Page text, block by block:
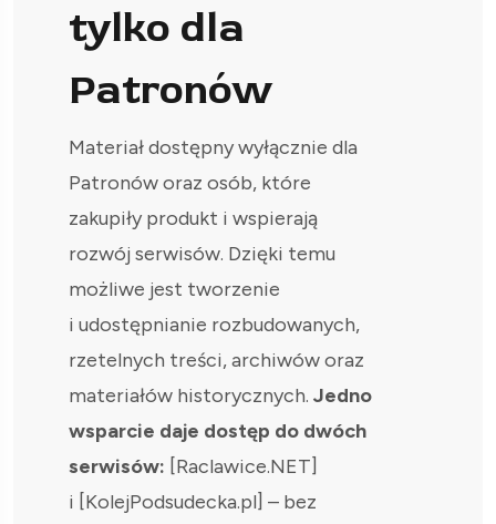
tylko dla
Patronów
Materiał dostępny wyłącznie dla
Patronów oraz osób, które
zakupiły produkt i wspierają
rozwój serwisów. Dzięki temu
możliwe jest tworzenie
i udostępnianie rozbudowanych,
rzetelnych treści, archiwów oraz
materiałów historycznych. Jedno
wsparcie daje dostęp do dwóch
serwisów: [Raclawice.NET]
i [KolejPodsudecka.pl] – bez